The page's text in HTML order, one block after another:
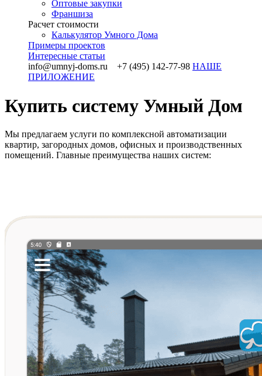
Оптовые закупки
Франшиза
Раcчет стоимости
Калькулятор Умного Дома
Примеры проектов
Интересные статьи
info@umnyj-doms.ru +7 (495) 142-77-98 НАШЕ
ПРИЛОЖЕНИЕ
Купить систему Умный Дом
Мы предлагаем услуги по комплексной автоматизации
квартир, загородных домов, офисных и производственных
помещений. Главные преимущества наших систем: